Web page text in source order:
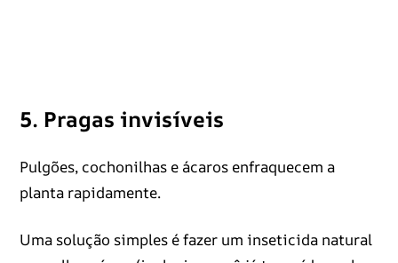
5. Pragas invisíveis
Pulgões, cochonilhas e ácaros enfraquecem a
planta rapidamente.
Uma solução simples é fazer um inseticida natural